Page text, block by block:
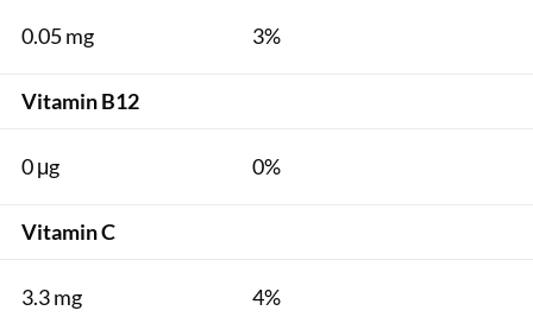
0.05 mg 3%
Vitamin B12
0 μg 0%
Vitamin C
3.3 mg 4%